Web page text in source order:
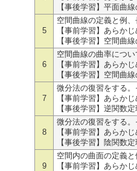
【事後学習】平面曲
5
空間曲線の定義と例
【事前学習】あらか
【事後学習】空間曲
6
空間曲線の曲率につ
【事前学習】あらか
【事後学習】空間曲
7
微分法の復習をする
【事前学習】あらか
【事後学習】逆関数
8
微分法の復習をする
【事前学習】あらか
【事後学習】陰関数
9
空間内の曲面の定義
【事前学習】あらか